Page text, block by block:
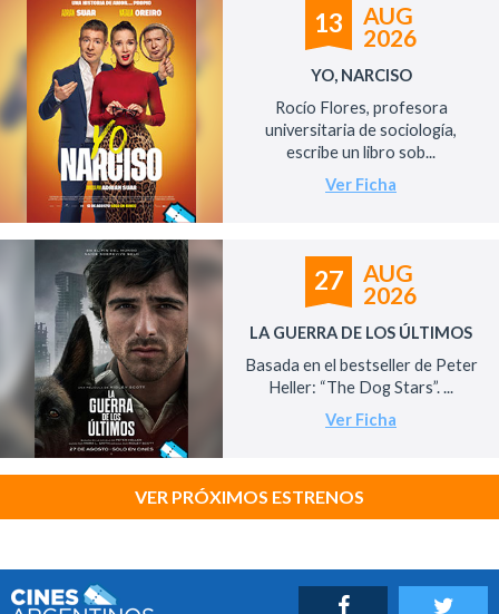
13
AUG
2026
YO, NARCISO
Rocío Flores, profesora
universitaria de sociología,
escribe un libro sob...
Ver Ficha
27
AUG
2026
LA GUERRA DE LOS ÚLTIMOS
Basada en el bestseller de Peter
Heller: “The Dog Stars”. ...
Ver Ficha
VER PRÓXIMOS ESTRENOS